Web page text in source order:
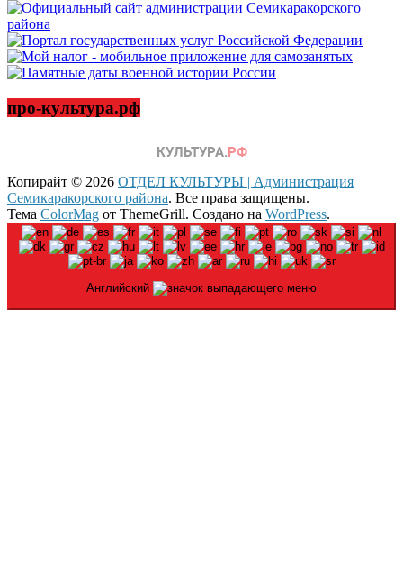
про-культура.рф
Копирайт © 2026 ОТДЕЛ КУЛЬТУРЫ | Администрация
Семикаракорского района. Все права защищены.
Тема ColorMag от ThemeGrill. Создано на WordPress.
Английский